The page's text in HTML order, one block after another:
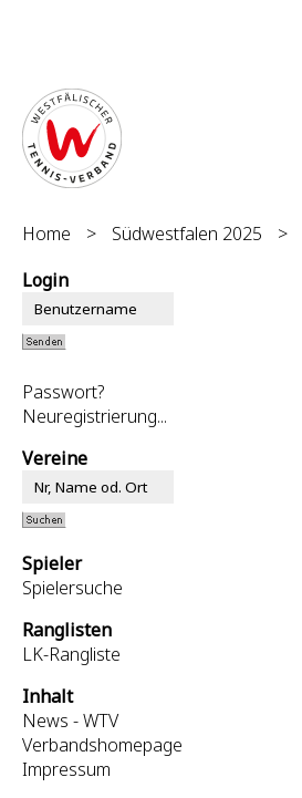
Home > Südwestfalen 2025
>
Login
Passwort?
Neuregistrierung...
Vereine
Spieler
Spielersuche
Ranglisten
LK-Rangliste
Inhalt
News - WTV
Verbandshomepage
Impressum